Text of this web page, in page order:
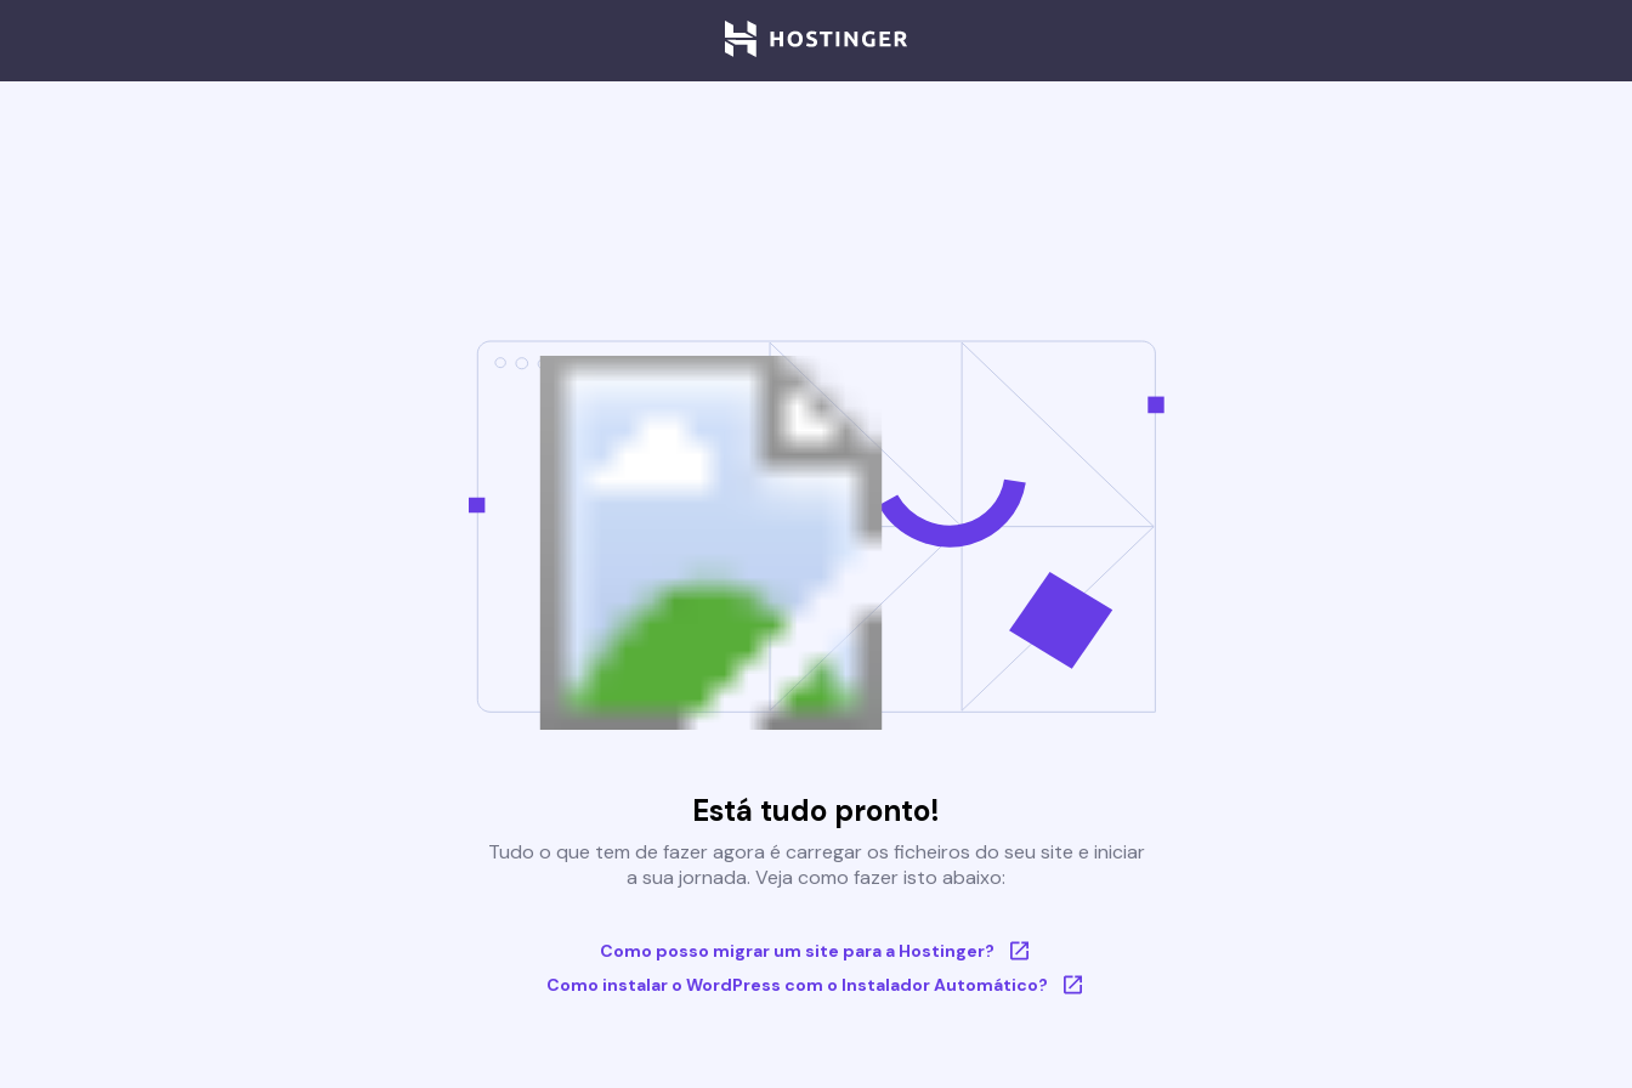
Está tudo pronto!
Tudo o que tem de fazer agora é carregar os ficheiros do seu site e iniciar
a sua jornada. Veja como fazer isto abaixo:
Como posso migrar um site para a Hostinger?
Como instalar o WordPress com o Instalador Automático?